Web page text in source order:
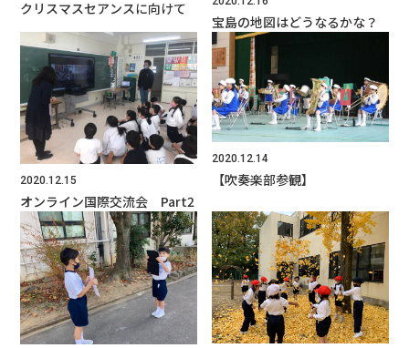
クリスマスセアンスに向けて
宝島の地図はどうなるかな？
2020.12.15
オンライン国際交流会 Part2
2020.12.14
【吹奏楽部参観】